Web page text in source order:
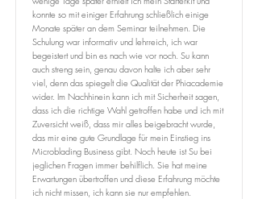
konnte so mit einiger Erfahrung schließlich einige
Monate später an dem Seminar teilnehmen. Die
Schulung war informativ und lehrreich, ich war
begeistert und bin es nach wie vor noch. Su kann
auch streng sein, genau davon halte ich aber sehr
viel, denn das spiegelt die Qualität der Phiacademie
wider. Im Nachhinein kann ich mit Sicherheit sagen,
dass ich die richtige Wahl getroffen habe und ich mit
Zuversicht weiß, dass mir alles beigebracht wurde,
das mir eine gute Grundlage für mein Einstieg ins
Microblading Business gibt. Noch heute ist Su bei
jeglichen Fragen immer behilflich. Sie hat meine
Erwartungen übertroffen und diese Erfahrung möchte
ich nicht missen, ich kann sie nur empfehlen.